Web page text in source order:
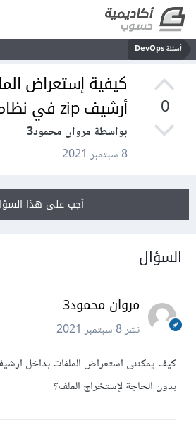
أسئلة DevOps
0
كيفية إستعراض
أرشيف zip في نظام لينكس
بواسطة مروان محمود3
8 سبتمبر 2021
أجب على هذا
السؤال
مروان محمود3
نشر8 سبتمبر 2021
بدون الحاجة لإستخراج الملف؟